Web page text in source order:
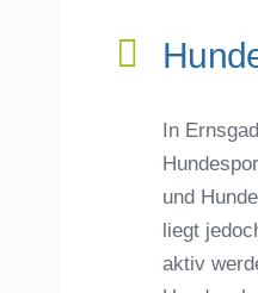
In
und
liegt
aktiv